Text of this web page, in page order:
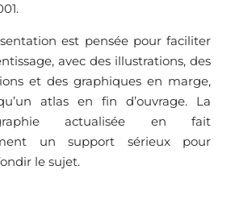
est pensée pour faciliter
avec des illustrations, des
et des graphiques en marge,
atlas en fin d’ouvrage. La
actualisée en fait
un support sérieux pour
le sujet.